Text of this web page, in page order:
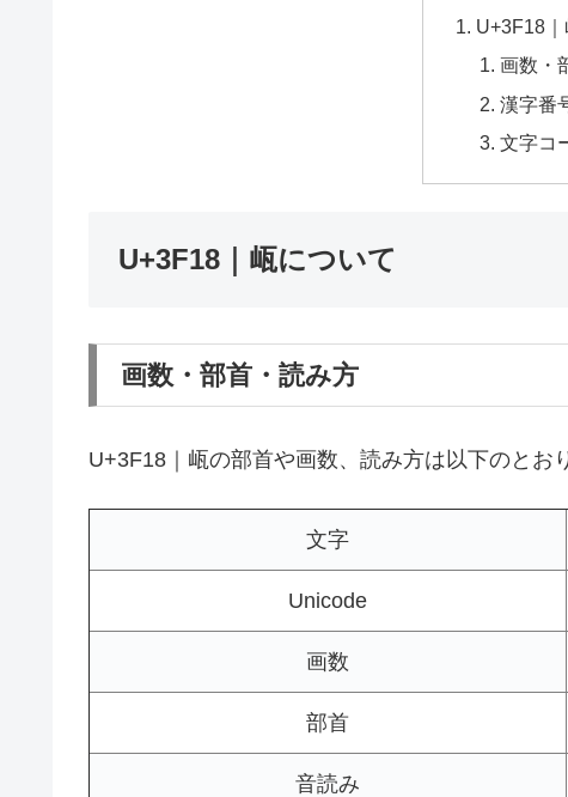
U+3F18
画数・
漢字番
文字コ
U+3F18｜㼘について
画数・部首・読み方
U+3F18｜㼘の部首や画数、読み方は以下のとお
文字
Unicode
画数
部首
音読み